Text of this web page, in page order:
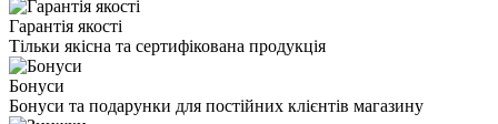
Гарантія якості
Тільки якісна та сертифікована продукція
Бонуси
Бонуси та подарунки для постійних клієнтів магазину